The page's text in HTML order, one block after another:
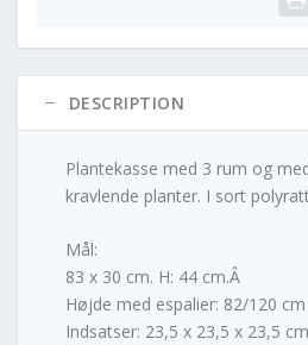
DESCRIPTION
Plantekasse med 3 rum og
kravlende planter. I sort
Mål:
83 x 30 cm. H: 44 cm.Â
Højde med espalier: 82/120 cm
Indsatser: 23,5 x 23,5 x 23,5